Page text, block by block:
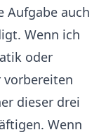
Aufgabe auch
Wenn ich
oder
dieser drei
Wenn